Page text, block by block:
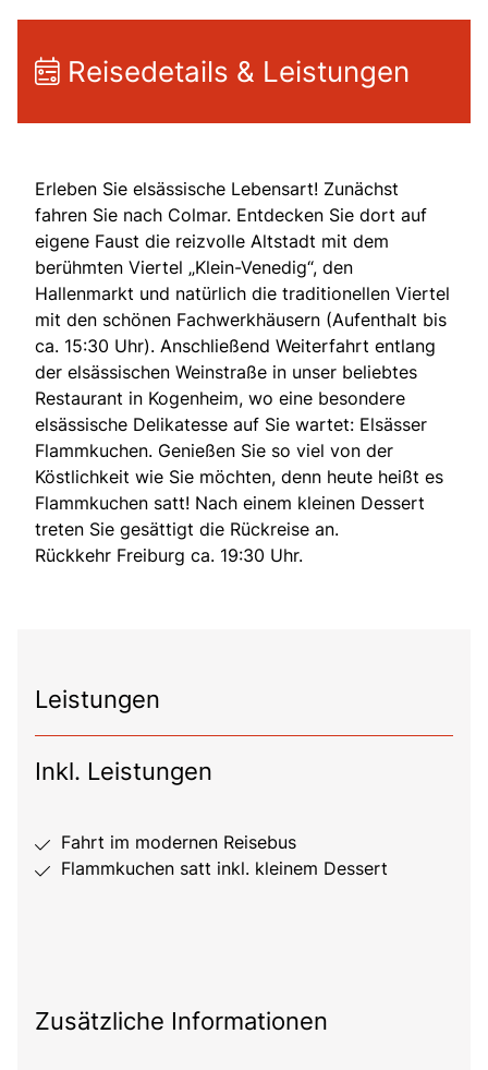
Reisedetails & Leistungen
Erleben Sie elsässische Lebensart! Zunächst
fahren Sie nach Colmar. Entdecken Sie dort auf
eigene Faust die reizvolle Altstadt mit dem
berühmten Viertel „Klein-Venedig“, den
Hallenmarkt und natürlich die traditionellen Viertel
mit den schönen Fachwerkhäusern (Aufenthalt bis
ca. 15:30 Uhr). Anschließend Weiterfahrt entlang
der elsässischen Weinstraße in unser beliebtes
Restaurant in Kogenheim, wo eine besondere
elsässische Delikatesse auf Sie wartet: Elsässer
Flammkuchen. Genießen Sie so viel von der
Köstlichkeit wie Sie möchten, denn heute heißt es
Flammkuchen satt! Nach einem kleinen Dessert
treten Sie gesättigt die Rückreise an.
Rückkehr Freiburg ca. 19:30 Uhr.
Leistungen
Inkl. Leistungen
Fahrt im modernen Reisebus
Flammkuchen satt inkl. kleinem Dessert
Zusätzliche Informationen